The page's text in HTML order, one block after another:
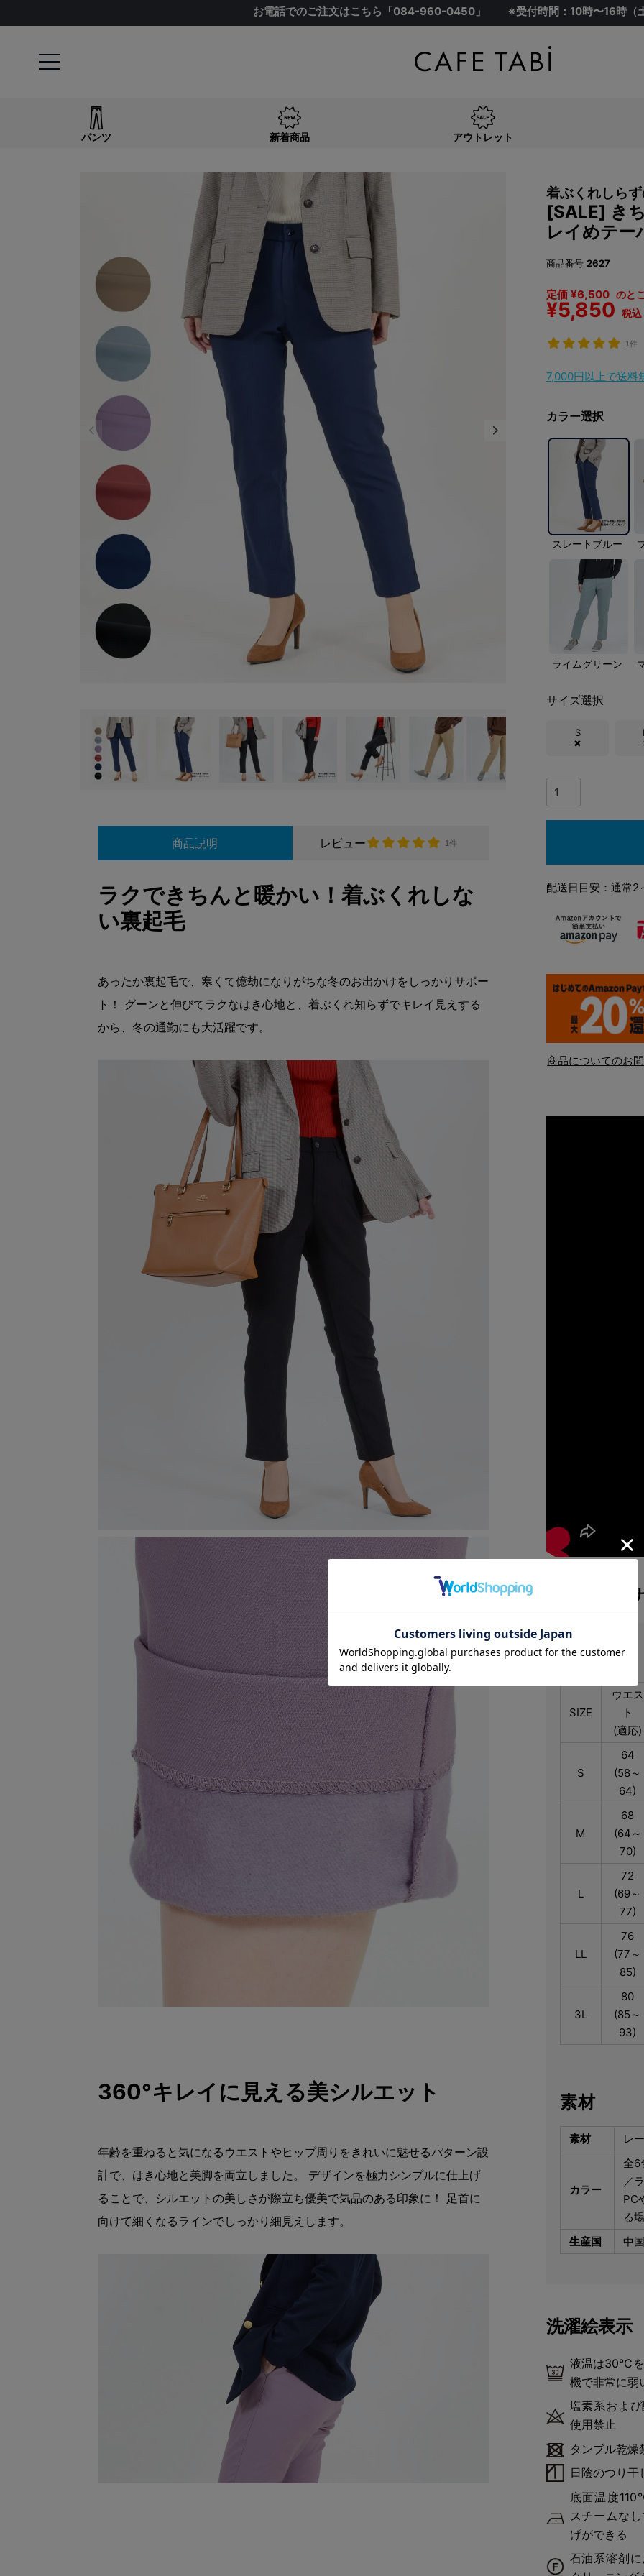
お電話でのご注文はこちら「084-960-0450 」 ※受付時間：10時〜16時（
パンツ 新着商品 アウトレット
商品説明 レビュー 1件
ラクできちんと暖かい！着ぶくれしな
い裏起毛
あったか裏起毛で、寒くて億劫になりがちな冬のお出かけをしっかりサポー
ト！ グーンと伸びてラクなはき心地と、着ぶくれ知らずでキレイ見えする
から、冬の通勤にも大活躍です。
360°キレイに見える美シルエット
年齢を重ねると気になるウエストやヒップ周りをきれいに魅せるパターン設
計で、はき心地と美脚を両立しました。 デザインを極力シンプルに仕上げ
ることで、シルエットの美しさが際立ち優美で気品のある印象に！ 足首に
向けて細くなるラインでしっかり細見えします。
着ぶくれしら
[SALE] き
レイめテ
商品番号 2627
定価 ¥6,500 のと
¥5,850 税込
1件
7,000円以上で送料
カラー選択
スレートブルー
ライムグリーン
サイズ選択
S
✖
配送日目安：通常2
商品についてのお
サイズ
SIZE
ウエス
ト
(適応)
S
64
(58～
64)
M
68
(64～
70)
L
72
(69～
77)
LL
76
(77～
85)
3L
80
(85～
93)
素材
素材 レ
カラー
全6
／
PC
る
生産国
中国
洗濯絵表示
液温は30℃を
機で非常に弱
塩素系およ
使用禁止
タンブル乾燥
日陰のつり干
底面温度
スチームな
げができる
石油系溶剤